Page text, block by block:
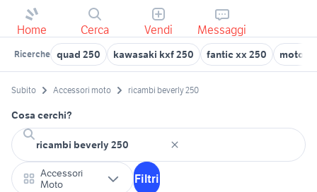
Home Cerca Vendi Messaggi
Ricerche quad 250 kawasaki kxf 250 fantic xx 250 motore
Subito Accessori moto ricambi beverly 250
Cosa cerchi?
Accessori
Moto
Filtri